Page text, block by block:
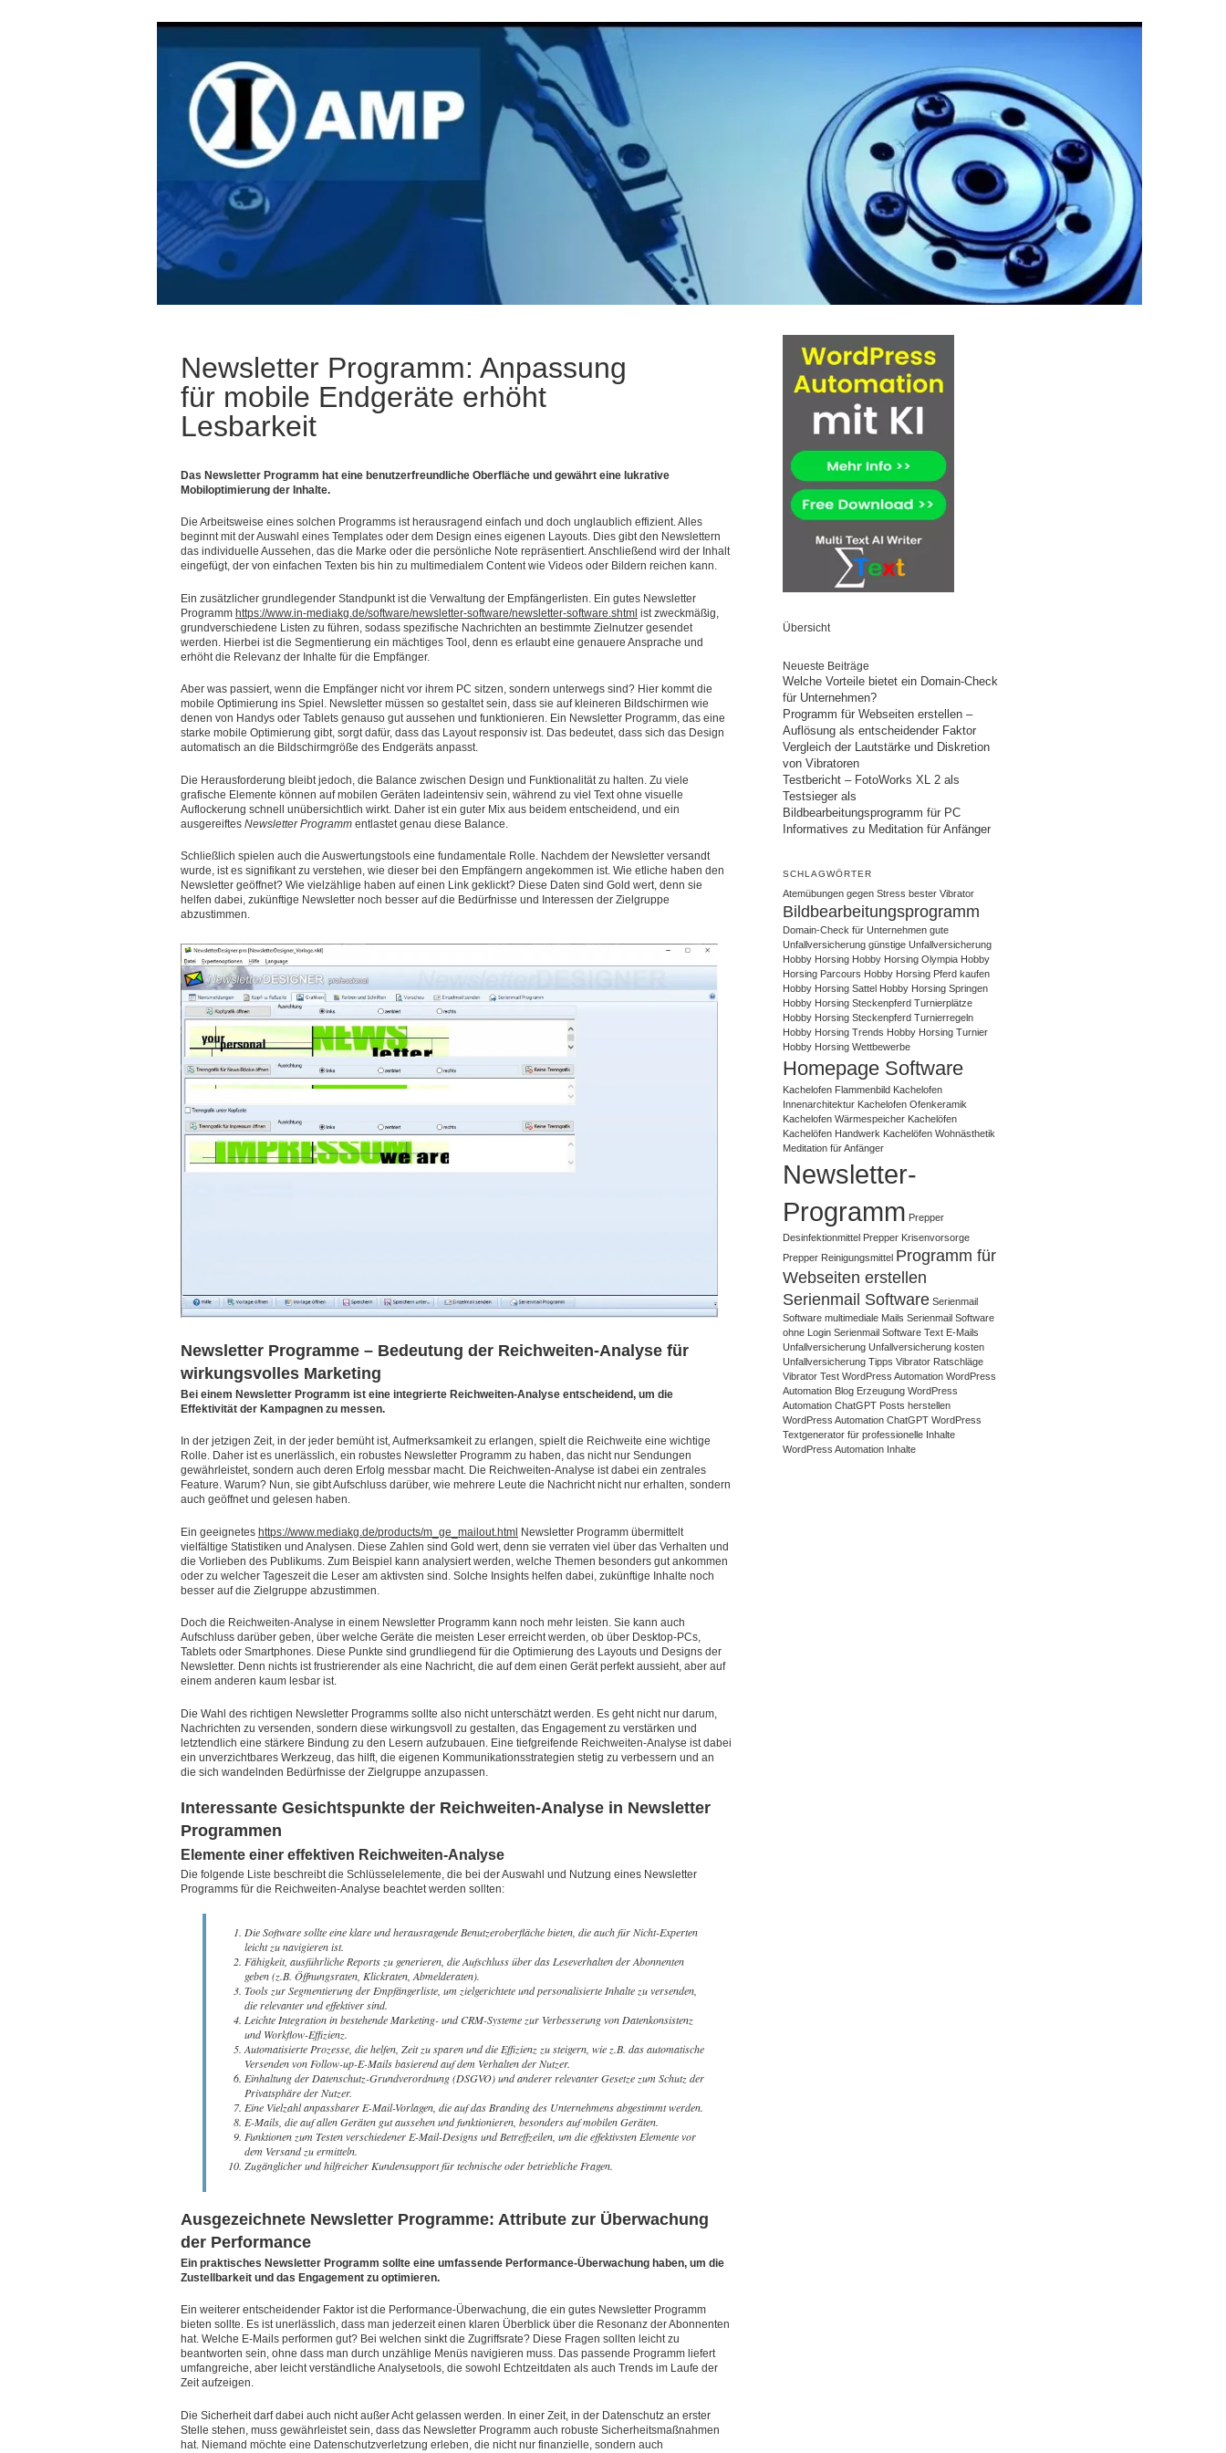
Newsletter Programm: Anpassung
für mobile Endgeräte erhöht
Lesbarkeit
Das Newsletter Programm hat eine benutzerfreundliche Oberfläche und gewährt eine lukrative
Mobiloptimierung der Inhalte.
Die Arbeitsweise eines solchen Programms ist herausragend einfach und doch unglaublich effizient. Alles
beginnt mit der Auswahl eines Templates oder dem Design eines eigenen Layouts. Dies gibt den Newslettern
das individuelle Aussehen, das die Marke oder die persönliche Note repräsentiert. Anschließend wird der Inhalt
eingefügt, der von einfachen Texten bis hin zu multimedialem Content wie Videos oder Bildern reichen kann.
Ein zusätzlicher grundlegender Standpunkt ist die Verwaltung der Empfängerlisten. Ein gutes Newsletter
Programm https://www.in-mediakg.de/software/newsletter-software/newsletter-software.shtml ist zweckmäßig,
grundverschiedene Listen zu führen, sodass spezifische Nachrichten an bestimmte Zielnutzer gesendet
werden. Hierbei ist die Segmentierung ein mächtiges Tool, denn es erlaubt eine genauere Ansprache und
erhöht die Relevanz der Inhalte für die Empfänger.
Aber was passiert, wenn die Empfänger nicht vor ihrem PC sitzen, sondern unterwegs sind? Hier kommt die
mobile Optimierung ins Spiel. Newsletter müssen so gestaltet sein, dass sie auf kleineren Bildschirmen wie
denen von Handys oder Tablets genauso gut aussehen und funktionieren. Ein Newsletter Programm, das eine
starke mobile Optimierung gibt, sorgt dafür, dass das Layout responsiv ist. Das bedeutet, dass sich das Design
automatisch an die Bildschirmgröße des Endgeräts anpasst.
Die Herausforderung bleibt jedoch, die Balance zwischen Design und Funktionalität zu halten. Zu viele
grafische Elemente können auf mobilen Geräten ladeintensiv sein, während zu viel Text ohne visuelle
Auflockerung schnell unübersichtlich wirkt. Daher ist ein guter Mix aus beidem entscheidend, und ein
ausgereiftes Newsletter Programm entlastet genau diese Balance.
Schließlich spielen auch die Auswertungstools eine fundamentale Rolle. Nachdem der Newsletter versandt
wurde, ist es signifikant zu verstehen, wie dieser bei den Empfängern angekommen ist. Wie etliche haben den
Newsletter geöffnet? Wie vielzählige haben auf einen Link geklickt? Diese Daten sind Gold wert, denn sie
helfen dabei, zukünftige Newsletter noch besser auf die Bedürfnisse und Interessen der Zielgruppe
abzustimmen.
Newsletter Programme – Bedeutung der Reichweiten-Analyse für
wirkungsvolles Marketing
Bei einem Newsletter Programm ist eine integrierte Reichweiten-Analyse entscheidend, um die
Effektivität der Kampagnen zu messen.
In der jetzigen Zeit, in der jeder bemüht ist, Aufmerksamkeit zu erlangen, spielt die Reichweite eine wichtige
Rolle. Daher ist es unerlässlich, ein robustes Newsletter Programm zu haben, das nicht nur Sendungen
gewährleistet, sondern auch deren Erfolg messbar macht. Die Reichweiten-Analyse ist dabei ein zentrales
Feature. Warum? Nun, sie gibt Aufschluss darüber, wie mehrere Leute die Nachricht nicht nur erhalten, sondern
auch geöffnet und gelesen haben.
Ein geeignetes https://www.mediakg.de/products/m_ge_mailout.html Newsletter Programm übermittelt
vielfältige Statistiken und Analysen. Diese Zahlen sind Gold wert, denn sie verraten viel über das Verhalten und
die Vorlieben des Publikums. Zum Beispiel kann analysiert werden, welche Themen besonders gut ankommen
oder zu welcher Tageszeit die Leser am aktivsten sind. Solche Insights helfen dabei, zukünftige Inhalte noch
besser auf die Zielgruppe abzustimmen.
Doch die Reichweiten-Analyse in einem Newsletter Programm kann noch mehr leisten. Sie kann auch
Aufschluss darüber geben, über welche Geräte die meisten Leser erreicht werden, ob über Desktop-PCs,
Tablets oder Smartphones. Diese Punkte sind grundliegend für die Optimierung des Layouts und Designs der
Newsletter. Denn nichts ist frustrierender als eine Nachricht, die auf dem einen Gerät perfekt aussieht, aber auf
einem anderen kaum lesbar ist.
Die Wahl des richtigen Newsletter Programms sollte also nicht unterschätzt werden. Es geht nicht nur darum,
Nachrichten zu versenden, sondern diese wirkungsvoll zu gestalten, das Engagement zu verstärken und
letztendlich eine stärkere Bindung zu den Lesern aufzubauen. Eine tiefgreifende Reichweiten-Analyse ist dabei
ein unverzichtbares Werkzeug, das hilft, die eigenen Kommunikationsstrategien stetig zu verbessern und an
die sich wandelnden Bedürfnisse der Zielgruppe anzupassen.
Interessante Gesichtspunkte der Reichweiten-Analyse in Newsletter
Programmen
Elemente einer effektiven Reichweiten-Analyse
Die folgende Liste beschreibt die Schlüsselelemente, die bei der Auswahl und Nutzung eines Newsletter
Programms für die Reichweiten-Analyse beachtet werden sollten:
Die Software sollte eine klare und herausragende Benutzeroberfläche bieten, die auch für Nicht-Experten
leicht zu navigieren ist.
Fähigkeit, ausführliche Reports zu generieren, die Aufschluss über das Leseverhalten der Abonnenten
geben (z.B. Öffnungsraten, Klickraten, Abmelderaten).
Tools zur Segmentierung der Empfängerliste, um zielgerichtete und personalisierte Inhalte zu versenden,
die relevanter und effektiver sind.
Leichte Integration in bestehende Marketing- und CRM-Systeme zur Verbesserung von Datenkonsistenz
und Workflow-Effizienz.
Automatisierte Prozesse, die helfen, Zeit zu sparen und die Effizienz zu steigern, wie z.B. das automatische
Versenden von Follow-up-E-Mails basierend auf dem Verhalten der Nutzer.
Einhaltung der Datenschutz-Grundverordnung (DSGVO) und anderer relevanter Gesetze zum Schutz der
Privatsphäre der Nutzer.
Eine Vielzahl anpassbarer E-Mail-Vorlagen, die auf das Branding des Unternehmens abgestimmt werden.
E-Mails, die auf allen Geräten gut aussehen und funktionieren, besonders auf mobilen Geräten.
Funktionen zum Testen verschiedener E-Mail-Designs und Betreffzeilen, um die effektivsten Elemente vor
dem Versand zu ermitteln.
Zugänglicher und hilfreicher Kundensupport für technische oder betriebliche Fragen.
Ausgezeichnete Newsletter Programme: Attribute zur Überwachung
der Performance
Ein praktisches Newsletter Programm sollte eine umfassende Performance-Überwachung haben, um die
Zustellbarkeit und das Engagement zu optimieren.
Ein weiterer entscheidender Faktor ist die Performance-Überwachung, die ein gutes Newsletter Programm
bieten sollte. Es ist unerlässlich, dass man jederzeit einen klaren Überblick über die Resonanz der Abonnenten
hat. Welche E-Mails performen gut? Bei welchen sinkt die Zugriffsrate? Diese Fragen sollten leicht zu
beantworten sein, ohne dass man durch unzählige Menüs navigieren muss. Das passende Programm liefert
umfangreiche, aber leicht verständliche Analysetools, die sowohl Echtzeitdaten als auch Trends im Laufe der
Zeit aufzeigen.
Die Sicherheit darf dabei auch nicht außer Acht gelassen werden. In einer Zeit, in der Datenschutz an erster
Stelle stehen, muss gewährleistet sein, dass das Newsletter Programm auch robuste Sicherheitsmaßnahmen
hat. Niemand möchte eine Datenschutzverletzung erleben, die nicht nur finanzielle, sondern auch
Übersicht
Neueste Beiträge
Welche Vorteile bietet ein Domain-Check
für Unternehmen?
Programm für Webseiten erstellen –
Auflösung als entscheidender Faktor
Vergleich der Lautstärke und Diskretion
von Vibratoren
Testbericht – FotoWorks XL 2 als
Testsieger als
Bildbearbeitungsprogramm für PC
Informatives zu Meditation für Anfänger
SCHLAGWÖRTER
Atemübungen gegen Stress bester Vibrator
Bildbearbeitungsprogramm
Domain-Check für Unternehmen gute
Unfallversicherung günstige Unfallversicherung
Hobby Horsing Hobby Horsing Olympia Hobby
Horsing Parcours Hobby Horsing Pferd kaufen
Hobby Horsing Sattel Hobby Horsing Springen
Hobby Horsing Steckenpferd Turnierplätze
Hobby Horsing Steckenpferd Turnierregeln
Hobby Horsing Trends Hobby Horsing Turnier
Hobby Horsing Wettbewerbe
Homepage Software
Kachelofen Flammenbild Kachelofen
Innenarchitektur Kachelofen Ofenkeramik
Kachelofen Wärmespeicher Kachelöfen
Kachelöfen Handwerk Kachelöfen Wohnästhetik
Meditation für Anfänger
Newsletter-
Programm Prepper
Desinfektionmittel Prepper Krisenvorsorge
Prepper Reinigungsmittel Programm für
Webseiten erstellen
Serienmail Software Serienmail
Software multimediale Mails Serienmail Software
ohne Login Serienmail Software Text E-Mails
Unfallversicherung Unfallversicherung kosten
Unfallversicherung Tipps Vibrator Ratschläge
Vibrator Test WordPress Automation WordPress
Automation Blog Erzeugung WordPress
Automation ChatGPT Posts herstellen
WordPress Automation ChatGPT WordPress
Textgenerator für professionelle Inhalte
WordPress Automation Inhalte